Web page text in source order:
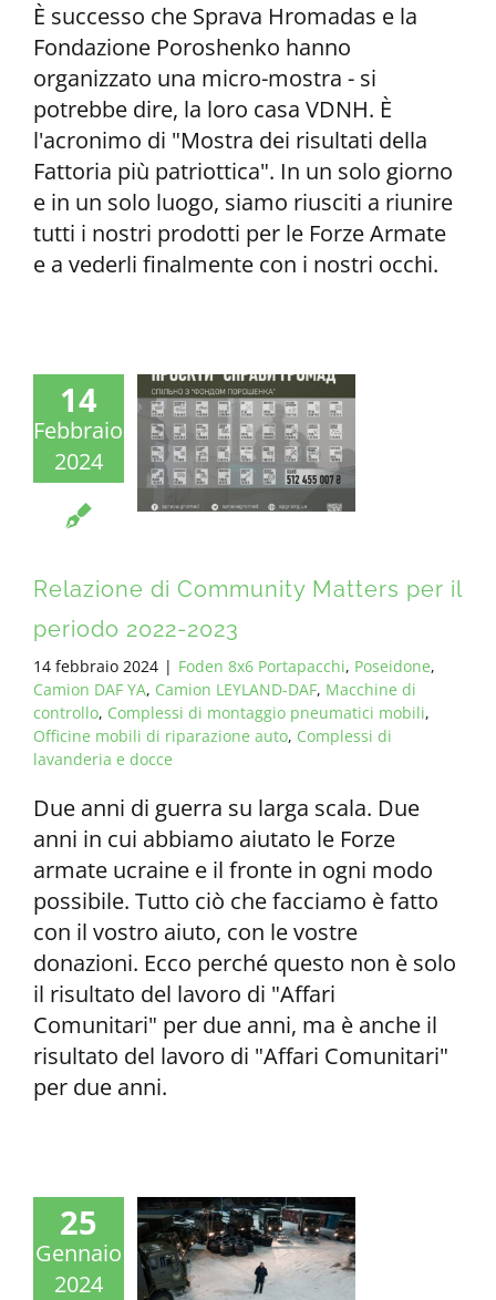
È successo che Sprava Hromadas e la
Fondazione Poroshenko hanno
organizzato una micro-mostra - si
potrebbe dire, la loro casa VDNH. È
l'acronimo di "Mostra dei risultati della
Fattoria più patriottica". In un solo giorno
e in un solo luogo, siamo riusciti a riunire
tutti i nostri prodotti per le Forze Armate
e a vederli finalmente con i nostri occhi.
14
Febbraio
2024
Relazione di Community Matters per il
periodo 2022-2023
14 febbraio 2024 | Foden 8x6 Portapacchi, Poseidone,
Camion DAF YA, Camion LEYLAND-DAF, Macchine di
controllo, Complessi di montaggio pneumatici mobili,
Officine mobili di riparazione auto, Complessi di
lavanderia e docce
Due anni di guerra su larga scala. Due
anni in cui abbiamo aiutato le Forze
armate ucraine e il fronte in ogni modo
possibile. Tutto ciò che facciamo è fatto
con il vostro aiuto, con le vostre
donazioni. Ecco perché questo non è solo
il risultato del lavoro di "Affari
Comunitari" per due anni, ma è anche il
risultato del lavoro di "Affari Comunitari"
per due anni.
25
Gennaio
2024